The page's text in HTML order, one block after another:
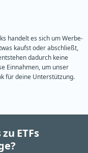
handelt es sich um Werbe-
kaufst oder abschließt,
dadurch keine
Einnahmen, um unser
für deine Unterstützung.
ETFs